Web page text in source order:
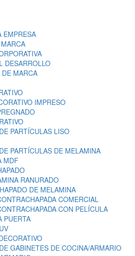
EMPRESA
DESARROLLO
MARCA
IMPRESO
PARTÍCULAS LISO
PARTÍCULAS DE MELAMINA
MDF
RANURADO
DE MELAMINA
COMERCIAL
CON PELÍCULA
PUERTA
GABINETES DE COCINA/ARMARIO